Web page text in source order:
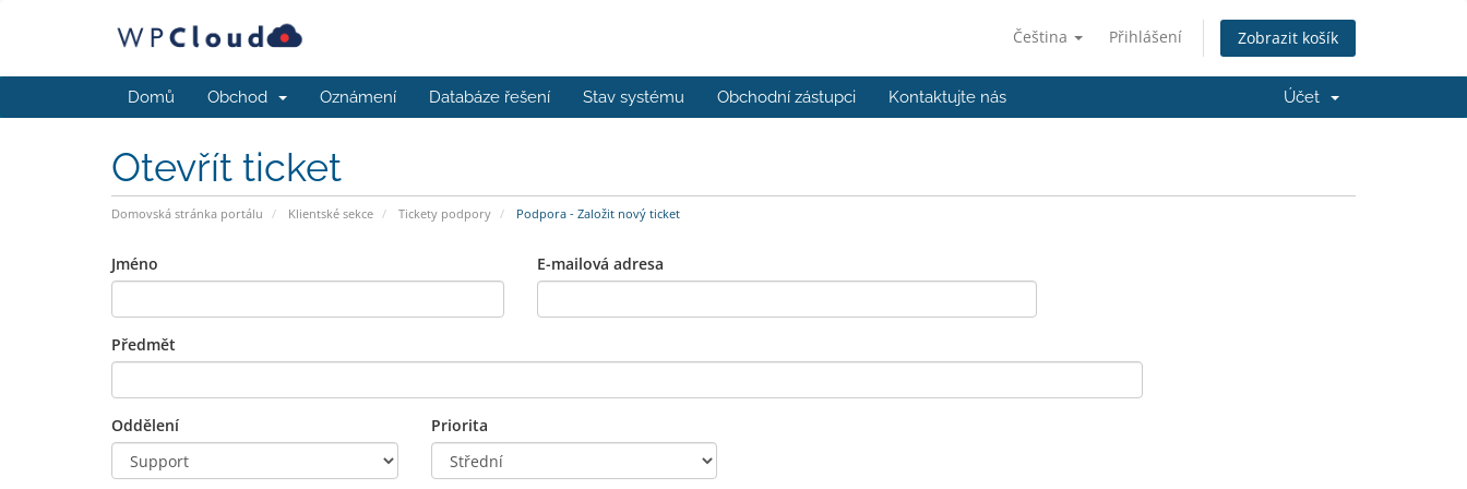
Čeština Přihlášení Zobrazit košík
Domů Obchod Oznámení Databáze řešení Stav systému Obchodní zástupci Kontaktujte nás Účet
Otevřít ticket
Domovská stránka portálu Klientské sekce Tickety podpory Podpora - Založit nový ticket
Jméno E-mailová adresa
Předmět
Oddělení Priorita